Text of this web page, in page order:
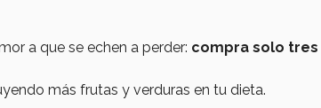
a que se echen a perder: compra solo tres
más frutas y verduras en tu dieta.